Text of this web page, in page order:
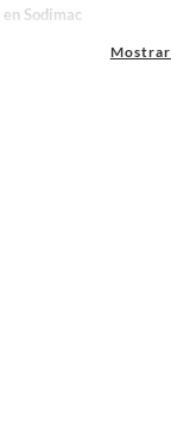
Sodimac
y renovación de
Mostrar